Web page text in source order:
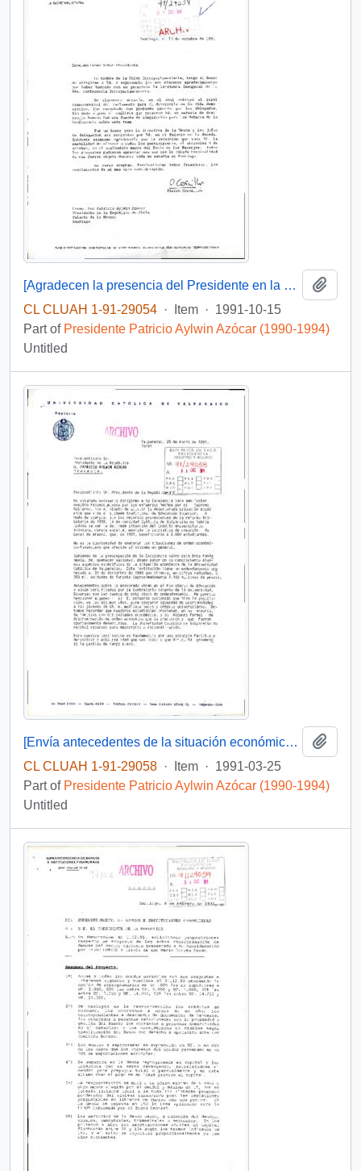
[Agradecen la presencia del Presidente en la Ceremonia Inaugural de la 86a. Conferencia Interparlamentaria]
CL CLUAH 1-91-29054 · Item · 1991-10-15
Part of Presidente Patricio Aylwin Azócar (1990-1994)
Untitled
[Envía antecedentes de la situación económica de la Universidad Católica de Valparaíso]
CL CLUAH 1-91-29058 · Item · 1991-03-25
Part of Presidente Patricio Aylwin Azócar (1990-1994)
Untitled